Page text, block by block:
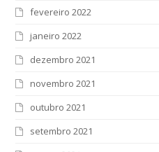
fevereiro 2022
janeiro 2022
dezembro 2021
novembro 2021
outubro 2021
setembro 2021